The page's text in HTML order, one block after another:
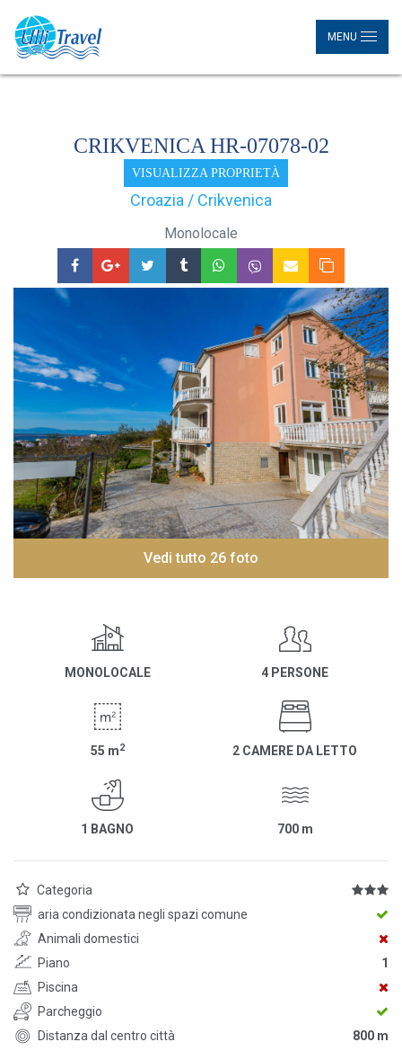
MENU
CRIKVENICA HR-07078-02
VISUALIZZA PROPRIETÀ
Croazia / Crikvenica
Monolocale
Vedi tutto 26 foto
MONOLOCALE 4 PERSONE
55 m2 2 CAMERE DA LETTO
1 BAGNO 700 m
Categoria
aria condizionata negli spazi comune
Animali domestici
Piano
1
Piscina
Parcheggio
Distanza dal centro città
800 m